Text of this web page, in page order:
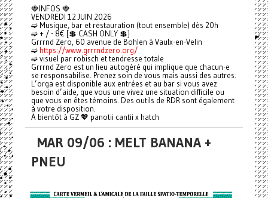
🍓INFOS 🍓
VENDREDI 12 JUIN 2026
➫ Musique, bar et restauration (tout ensemble) dès 20h
➫ + / - 8€ [💲 CASH ONLY 💲]
Grrrnd Zero, 60 avenue de Bohlen à Vaulx-en-Velin
➫ https://www.grrrndzero.org/
➫ visuel par robisch et tendresse totale
Grrrnd Zero est un lieu autogéré qui implique que chacun-e
se responsabilise. Prenez soin de vous mais aussi des autres.
L’orga est disponible aux entrées et au bar si vous avez
besoin d’aide, que vous une vivez une situation difficile ou
que vous en êtes témoins. Des outils de RDR sont également
à votre disposition.
À bientôt à GZ 💖 panotii cantii x hatch
MAR 09/06 : MELT BANANA +
PNEU